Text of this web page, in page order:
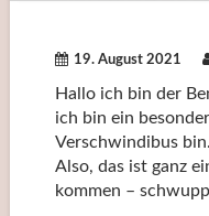
19. August 2021
Hallo ich bin der
ich bin ein
Verschwindibus
Also, das ist ganz
kommen –